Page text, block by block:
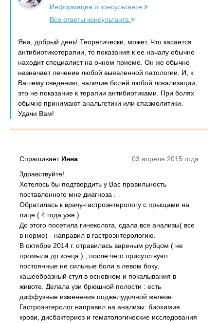
Информация о консультанте
Все ответы консультанта
Яна, добрый день! Теоретически, может. Что касается
антибиотикотерапии, то показания к ее началу обычно
находит специалист на очном приеме. Он же обычно
назначает лечение любой выявленной патологии. И, к
Вашему сведению, наличие болей любой локализации,
это не показание к терапии антибиотиками. При болях
обычно принимают анальгетики или спазмолитики.
Удачи Вам!
03 апреля 2015 года
Спрашивает Инна:
Здравствуйте!
Хотелось бы подтвердить у Вас правильность
поставленного мне диагноза .
Обратилась к врачу-гастроэнтерологу с прыщами на
лице ( 4 года уже ).
До этого посетила гинеколога, сдала все анализы( все
в норме) - направил в гастроэнтерологию.
В октябре 2014 г. отравилась вареным рубцом ( не
промыла до конца ) , после чего присутствуют
постоянные не сильные боли в левом боку,
кашеобразный стул в основном и покалывания в
животе. Делала узи брюшной полости : есть
диффузные изменения поджелудочной железе.
Гастроэнтеролог направил на анализы: биохимия
крови, дисбактериоз и гематологические исследования